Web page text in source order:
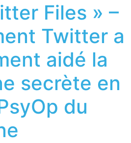
Files » –
Twitter a
aidé la
secrète en
du